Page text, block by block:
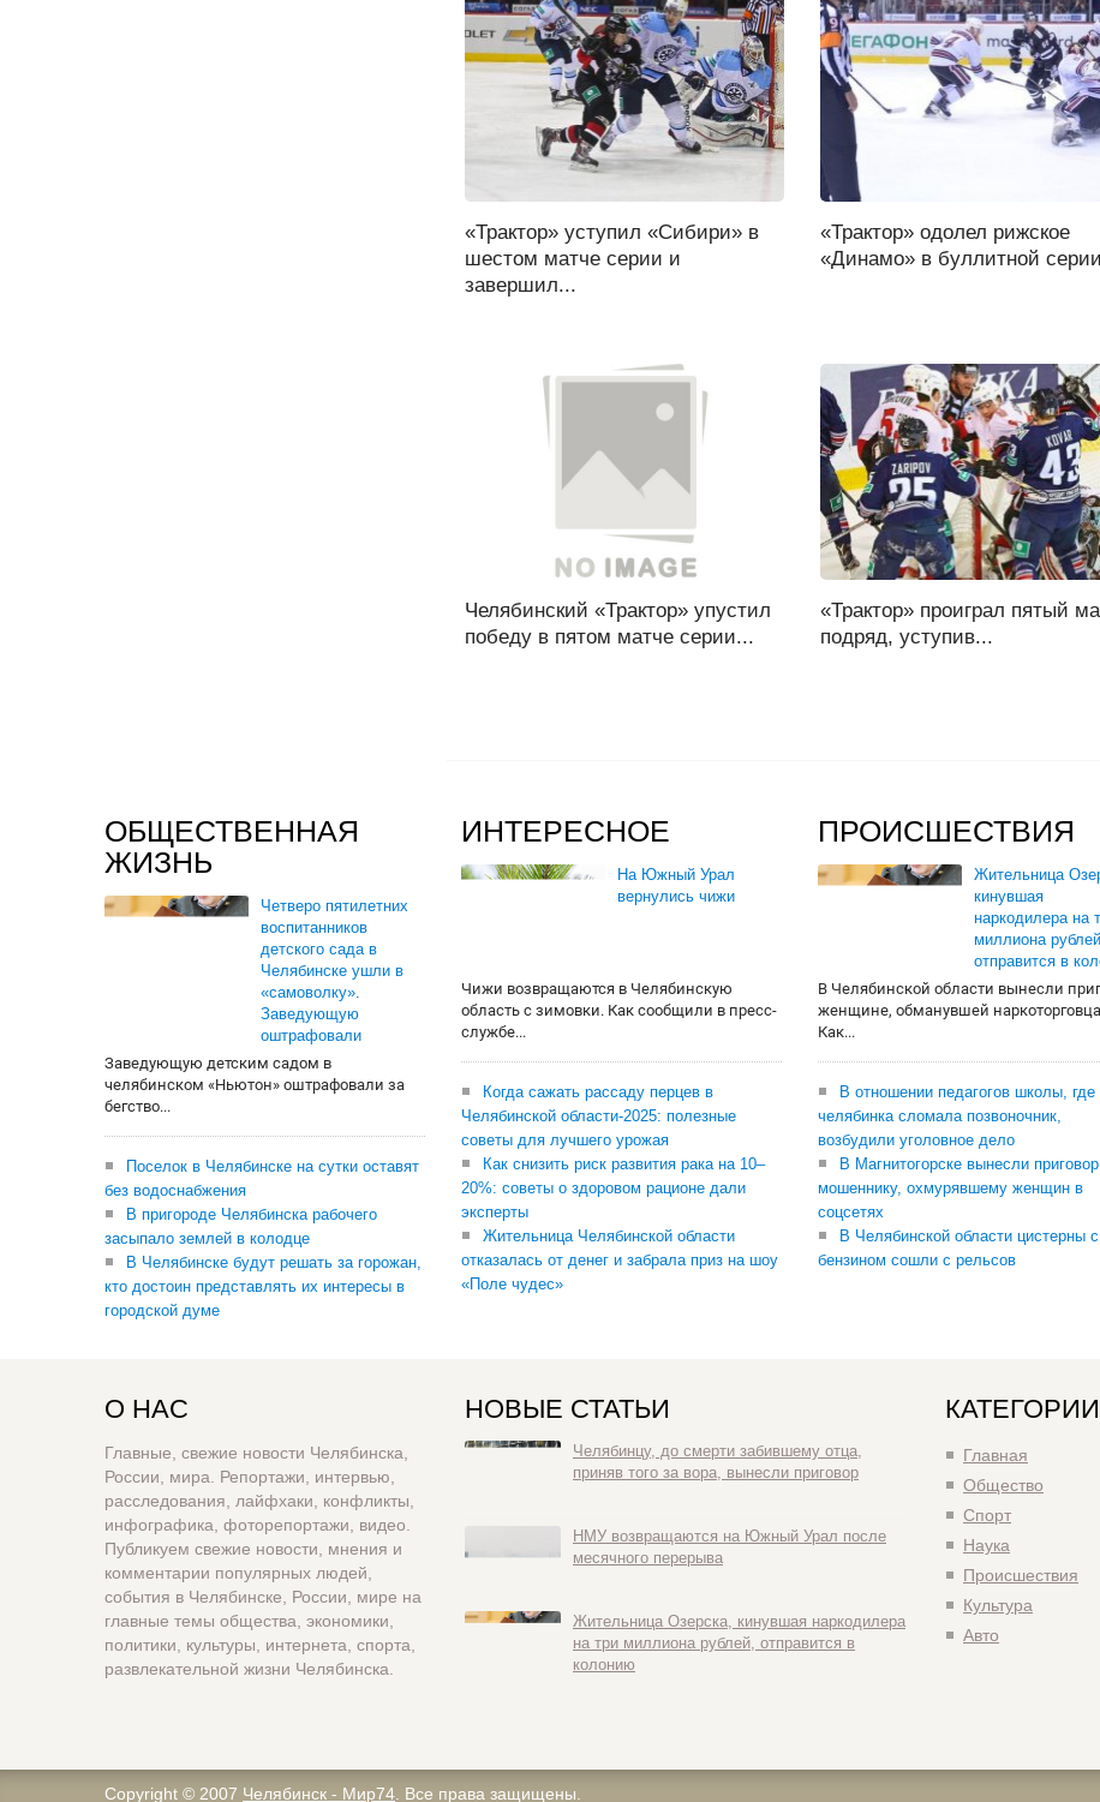
«Трактор» уступил «Сибири» в
шестом матче серии и
завершил...
«Трактор» одолел рижское
«Динамо» в буллитной
Челябинский «Трактор» упустил
победу в пятом матче серии...
«Трактор» проиграл пятый
подряд, уступив...
ОБЩЕСТВЕННАЯ
ЖИЗНЬ
Четверо пятилетних
воспитанников
детского сада в
Челябинске ушли в
«самоволку».
Заведующую
оштрафовали
Заведующую детским садом в
челябинском «Ньютон» оштрафовали за
бегство...
Поселок в Челябинске на сутки оставят
без водоснабжения
В пригороде Челябинска рабочего
засыпало землей в колодце
В Челябинске будут решать за горожан,
кто достоин представлять их интересы в
городской думе
ИНТЕРЕСНОЕ
На Южный Урал
вернулись чижи
Чижи возвращаются в Челябинскую
область с зимовки. Как сообщили в пресс-
службе...
Когда сажать рассаду перцев в
Челябинской области-2025: полезные
советы для лучшего урожая
Как снизить риск развития рака на 10–
20%: советы о здоровом рационе дали
эксперты
Жительница Челябинской области
отказалась от денег и забрала приз на шоу
«Поле чудес»
ПРОИСШЕСТВИЯ
Жительница
кинувшая
наркодилера на
миллиона
отправится в
В Челябинской области вынесли
женщине, обманувшей
Как...
В отношении педагогов школы, где
челябинка сломала позвоночник,
возбудили уголовное дело
В Магнитогорске вынесли приговор
мошеннику, охмурявшему женщин в
соцсетях
В Челябинской области цистерны с
бензином сошли с рельсов
О НАС
Главные, свежие новости Челябинска,
России, мира. Репортажи, интервью,
расследования, лайфхаки, конфликты,
инфографика, фоторепортажи, видео.
Публикуем свежие новости, мнения и
комментарии популярных людей,
события в Челябинске, России, мире на
главные темы общества, экономики,
политики, культуры, интернета, спорта,
развлекательной жизни Челябинска.
НОВЫЕ СТАТЬИ
Челябинцу, до смерти забившему отца,
приняв того за вора, вынесли приговор
НМУ возвращаются на Южный Урал после
месячного перерыва
Жительница Озерска, кинувшая наркодилера
на три миллиона рублей, отправится в
колонию
КАТЕГОРИИ
Главная
Общество
Спорт
Наука
Происшествия
Культура
Авто
Copyright © 2007 Челябинск - Мир74 . Все права защищены.